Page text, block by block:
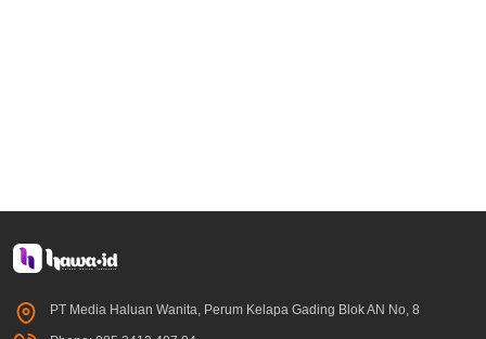
PT Media Haluan Wanita, Perum Kelapa Gading Blok AN No, 8